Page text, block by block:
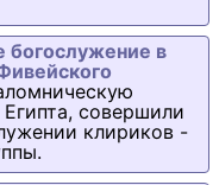
богослужение в
совершили
клириков -